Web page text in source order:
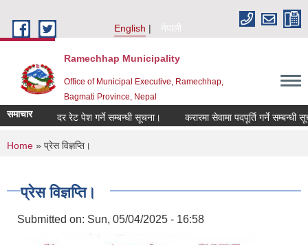
English
नेपाली
Ramechhap Municipality
Office of Municipal Executive, Ramechhap,
Bagmati Province, Nepal
समाचार दर रेट पेश गर्ने सम्बन्धी सूचना। करारमा सेवामा पदपूर्ति गर्ने सम्बन्धी सूचना।
You are here
Home » प्रेस विज्ञप्ति।
प्रेस विज्ञप्ति।
Submitted on: Sun, 05/04/2025 - 16:58